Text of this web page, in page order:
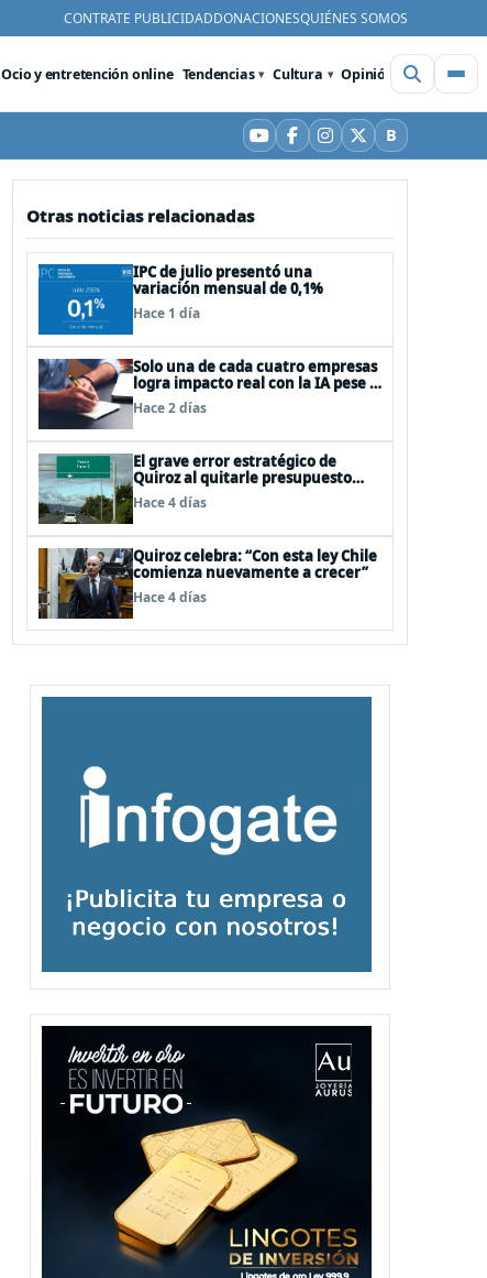
CONTRATE PUBLICIDADDONACIONESQUIÉNES SOMOS
Ocio y entretención online Tendencias Cultura Opinión Videos
YouTube
Facebook
Instagram
X BBluesky
Otras noticias relacionadas
IPC de julio presentó una
variación mensual de 0,1%
Hace 1 día
Solo una de cada cuatro empresas
logra impacto real con la IA pese a
la inversión, según el Foro
Económico Mundial
Hace 2 días
El grave error estratégico de
Quiroz al quitarle presupuesto
para infraestructura vial del
Biobío
Hace 4 días
Quiroz celebra: “Con esta ley Chile
comienza nuevamente a crecer”
Hace 4 días